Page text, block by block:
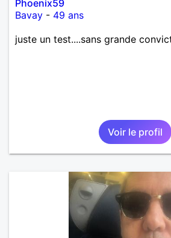
Phoenix59
Bavay - 49 ans
juste un test....sans grande
Voir le profil